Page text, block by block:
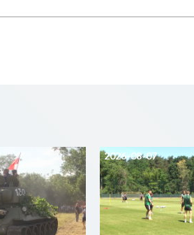
2026-08-07